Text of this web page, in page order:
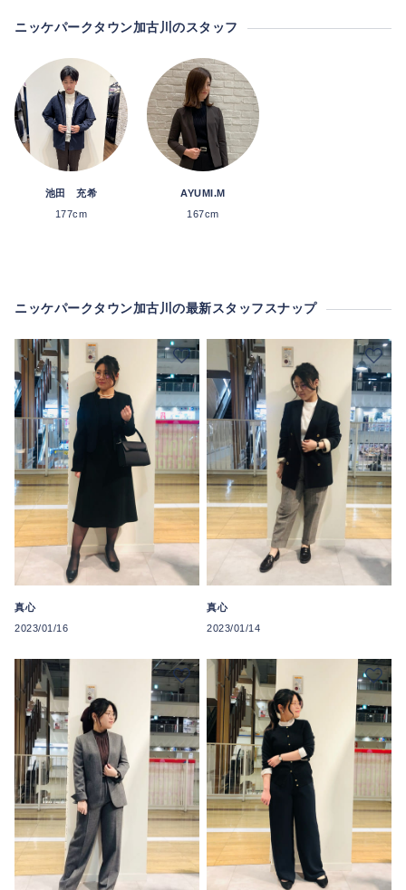
ニッケパークタウン加古川のスタッフ
池田 充希
177cm
AYUMI.M
167cm
ニッケパークタウン加古川の最新スタッフスナップ
真心
2023/01/16
真心
2023/01/14